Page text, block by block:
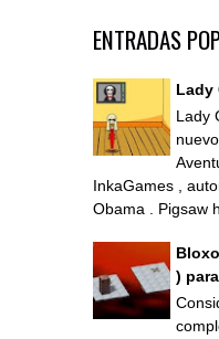
ENTRADAS
Lady
Lady
InkaGames ,
Obama . Pigsaw
)